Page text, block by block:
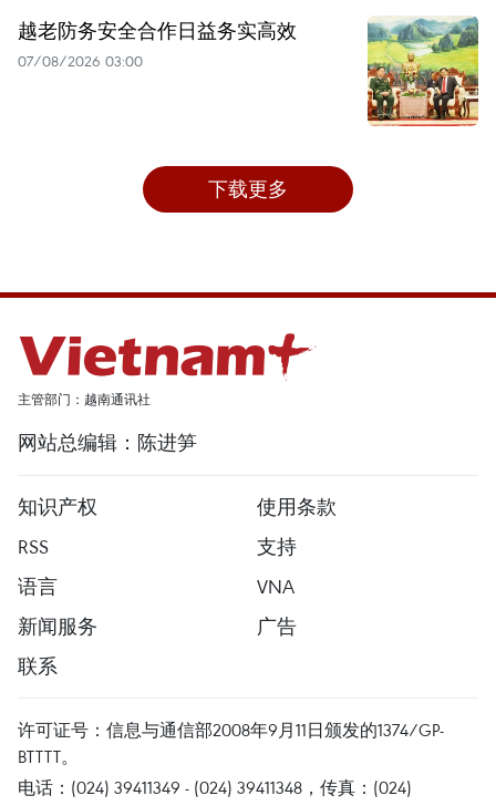
越老防务安全合作日益务实高效
07/08/2026 03:00
下载更多
主管部门：越南通讯社
网站总编辑：陈进笋
知识产权
使用条款
RSS
支持
语言
VNA
新闻服务
广告
联系
许可证号：信息与通信部2008年9月11日颁发的1374/GP-
BTTTT。
电话：(024) 39411349 - (024) 39411348，传真：(024)